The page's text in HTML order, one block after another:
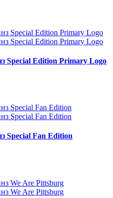
Special Edition Primary Logo
Special Fan Edition